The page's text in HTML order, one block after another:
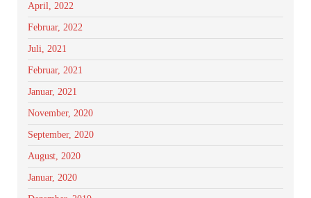
April, 2022
Februar, 2022
Juli, 2021
Februar, 2021
Januar, 2021
November, 2020
September, 2020
August, 2020
Januar, 2020